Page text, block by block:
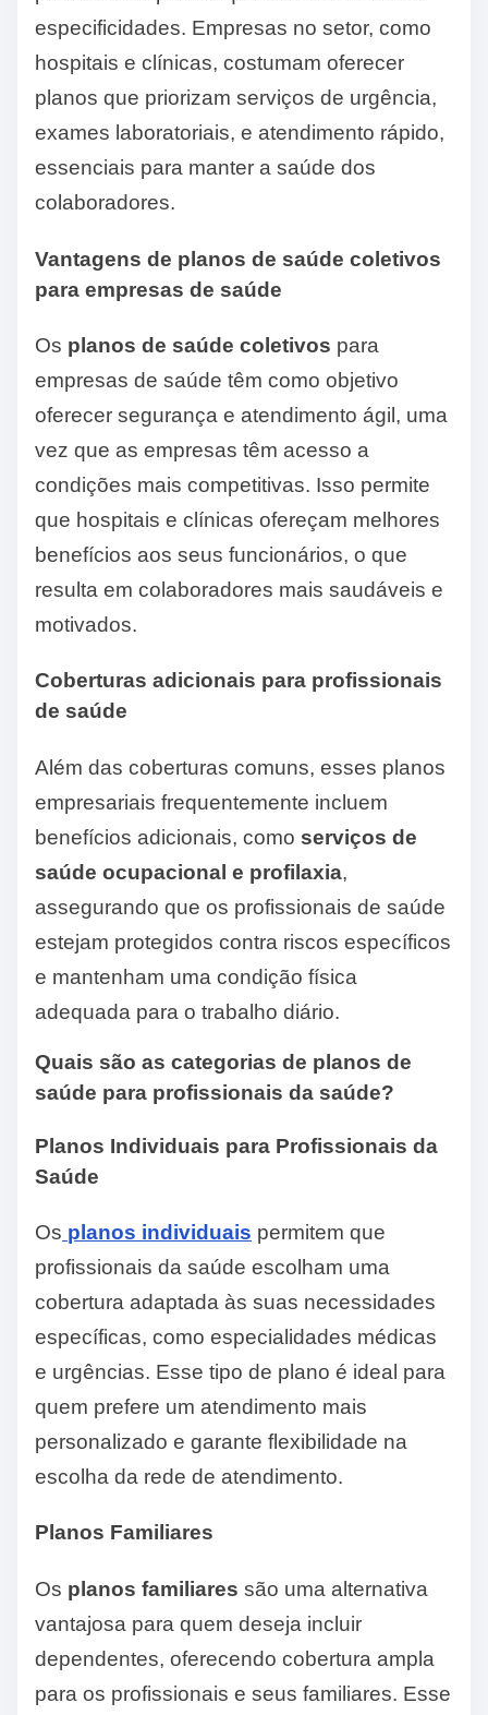
especificidades. Empresas no setor, como
hospitais e clínicas, costumam oferecer
planos que priorizam serviços de urgência,
exames laboratoriais, e atendimento rápido,
essenciais para manter a saúde dos
colaboradores.
Vantagens de planos de saúde coletivos
para empresas de saúde
Os planos de saúde coletivos para
empresas de saúde têm como objetivo
oferecer segurança e atendimento ágil, uma
vez que as empresas têm acesso a
condições mais competitivas. Isso permite
que hospitais e clínicas ofereçam melhores
benefícios aos seus funcionários, o que
resulta em colaboradores mais saudáveis e
motivados.
Coberturas adicionais para profissionais
de saúde
Além das coberturas comuns, esses planos
empresariais frequentemente incluem
benefícios adicionais, como serviços de
saúde ocupacional e profilaxia,
assegurando que os profissionais de saúde
estejam protegidos contra riscos específicos
e mantenham uma condição física
adequada para o trabalho diário.
Quais são as categorias de planos de
saúde para profissionais da saúde?
Planos Individuais para Profissionais da
Saúde
Os planos individuais permitem que
profissionais da saúde escolham uma
cobertura adaptada às suas necessidades
específicas, como especialidades médicas
e urgências. Esse tipo de plano é ideal para
quem prefere um atendimento mais
personalizado e garante flexibilidade na
escolha da rede de atendimento.
Planos Familiares
Os planos familiares são uma alternativa
vantajosa para quem deseja incluir
dependentes, oferecendo cobertura ampla
para os profissionais e seus familiares. Esse